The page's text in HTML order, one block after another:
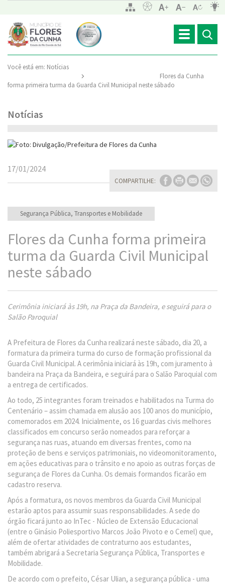
Toggle
navigation
Você está em: Notícias
Flores da Cunha
forma primeira turma da Guarda Civil Municipal neste sábado
Notícias
COMPARTILHE:
17/01/2024
Segurança Pública, Transportes e Mobilidade
Flores da Cunha forma primeira
turma da Guarda Civil Municipal
neste sábado
Cerimônia iniciará às 19h, na Praça da Bandeira, e seguirá para o
Salão Paroquial
A Prefeitura de Flores da Cunha realizará neste sábado, dia 20, a
formatura da primeira turma do curso de formação profissional da
Guarda Civil Municipal. A cerimônia iniciará às 19h, com juramento à
bandeira na Praça da Bandeira, e seguirá para o Salão Paroquial com
a entrega de certificados.
Ao todo, 25 integrantes foram treinados e habilitados na Turma do
Centenário – assim chamada em alusão aos 100 anos do município,
comemorados em 2024. Inicialmente, os 16 guardas civis melhores
classificados em concurso serão nomeados para reforçar a
segurança nas ruas, atuando em diversas frentes, como na
proteção de bens e serviços patrimoniais, no videomonitoramento,
em ações educativas para o trânsito e no apoio as outras forças de
segurança de Flores da Cunha. Os demais formandos ficarão em
cadastro reserva.
Após a formatura, os novos membros da Guarda Civil Municipal
estarão aptos para assumir suas responsabilidades. A sede do
órgão ficará junto ao InTec - Núcleo de Extensão Educacional
(entre o Ginásio Poliesportivo Marcos João Pivoto e o Cemel) que,
além de ofertar atividades de contraturno aos estudantes,
também abrigará a Secretaria Segurança Pública, Transportes e
Mobilidade.
De acordo com o prefeito, César Ulian, a segurança pública - uma